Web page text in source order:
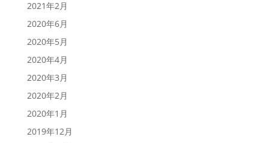
2021年2月
2020年6月
2020年5月
2020年4月
2020年3月
2020年2月
2020年1月
2019年12月